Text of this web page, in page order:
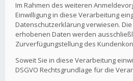
Im Rahmen des weiteren
Einwilligung in diese Verarbeitung
Datenschutzerklärung verwiesen.
erhobenen Daten werden
Zurverfügungstellung des
Soweit Sie in diese Verarbeitung
DSGVO Rechtsgrundlage für die